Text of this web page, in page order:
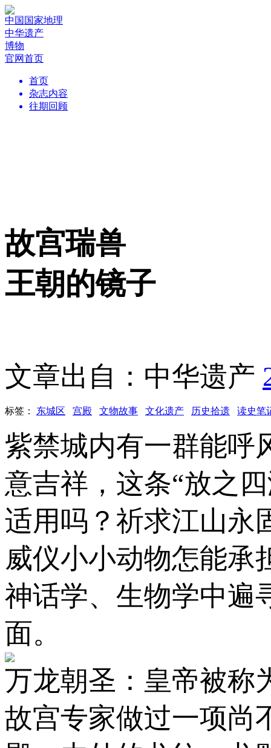
中国国家地理
中华遗产
博物
官网首页
首页
杂志内容
往期回顾
故宫瑞兽
王朝的镜子
文章出自：中华遗产
标签： 东城区 宫殿 文物故事 文化遗产 历史拾遗 读史笔
紫禁城内有一群能呼
意吉祥，这条“放之
适用吗？祈求江山永
威仪小小动物怎能承
神话学、生物学中遍
面。
万龙朝圣：皇帝被称
故宫专家做过一项尚